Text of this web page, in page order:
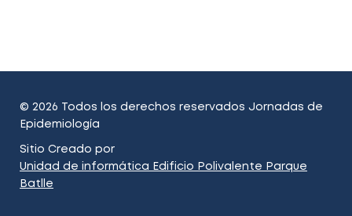
© 2026 Todos los derechos reservados Jornadas de
Epidemiología
Sitio Creado por
Unidad de informática Edificio Polivalente Parque
Batlle